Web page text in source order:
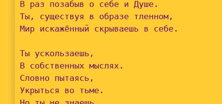
В раз позабыв о себе и Душе.
Ты, существуя в образе тленном,
Мир искажённый скрываешь в себе.
Ты ускользаешь,
В собственных мыслях.
Словно пытаясь,
Укрыться во тьме.